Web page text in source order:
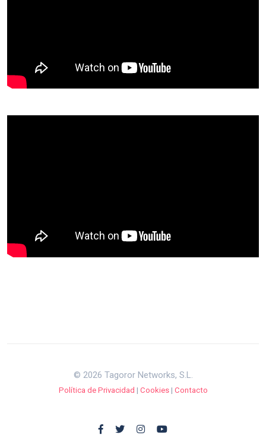
© 2026 Tagoror Networks, S.L.
Política de Privacidad | Cookies| Contacto